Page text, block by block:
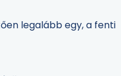
legalább egy, a fenti